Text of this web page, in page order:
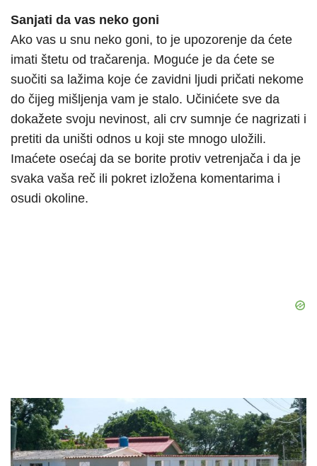
Sanjati da vas neko goni
Ako vas u snu neko goni, to je upozorenje da ćete
imati štetu od tračarenja. Moguće je da ćete se
suočiti sa lažima koje će zavidni ljudi pričati nekome
do čijeg mišljenja vam je stalo. Učinićete sve da
dokažete svoju nevinost, ali crv sumnje će nagrizati i
pretiti da uništi odnos u koji ste mnogo uložili.
Imaćete osećaj da se borite protiv vetrenjača i da je
svaka vaša reč ili pokret izložena komentarima i
osudi okoline.